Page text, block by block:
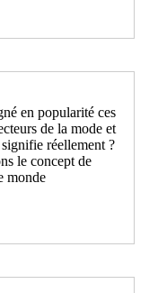
en popularité ces
de la mode et
réellement ?
le concept de
monde